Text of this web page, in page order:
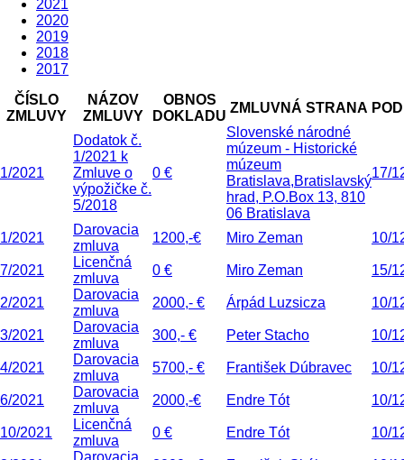
2021
2020
2019
2018
2017
ČÍSLO
ZMLUVY
NÁZOV
ZMLUVY
OBNOS
DOKLADU
ZMLUVNÁ STRANA
1/2021
Dodatok č.
1/2021 k
Zmluve o
výpožičke č.
5/2018
0 €
Slovenské národné
múzeum - Historické
múzeum
Bratislava,Bratislavský
hrad, P.O.Box 13, 810
06 Bratislava
17/
1/2021
Darovacia
zmluva
1200,-€ Miro Zeman 10/
7/2021
Licenčná
zmluva
0 € Miro Zeman 15/
2/2021
Darovacia
zmluva
2000,- € Árpád Luzsicza 10/
3/2021
Darovacia
zmluva
300,- € Peter Stacho 10/
4/2021
Darovacia
zmluva
5700,- € František Dúbravec 10/
6/2021
Darovacia
zmluva
2000,-€ Endre Tót 10/
10/2021
Licenčná
zmluva
0 € Endre Tót 10/
Darovacia